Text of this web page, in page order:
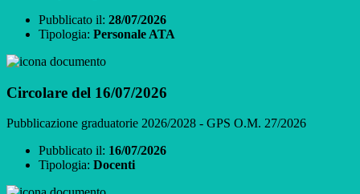
Pubblicato il: 28/07/2026
Tipologia: Personale ATA
Circolare del 16/07/2026
Pubblicazione graduatorie 2026/2028 - GPS O.M. 27/2026
Pubblicato il: 16/07/2026
Tipologia: Docenti